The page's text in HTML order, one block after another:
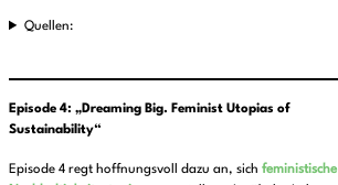
Quellen:
Episode 4: „Dreaming Big. Feminist Utopias of
Sustainability“
Episode 4 regt hoffnungsvoll dazu an, sich feministische